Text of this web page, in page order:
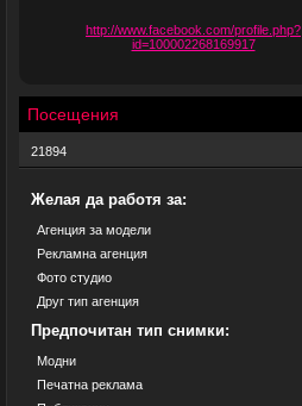
http://www.facebook.com/profile.php?
id=100002268169917
Посещения
21894
Желая да работя за:
Агенция за модели
Рекламна агенция
Фото студио
Друг тип агенция
Предпочитан тип снимки:
Модни
Печатна реклама